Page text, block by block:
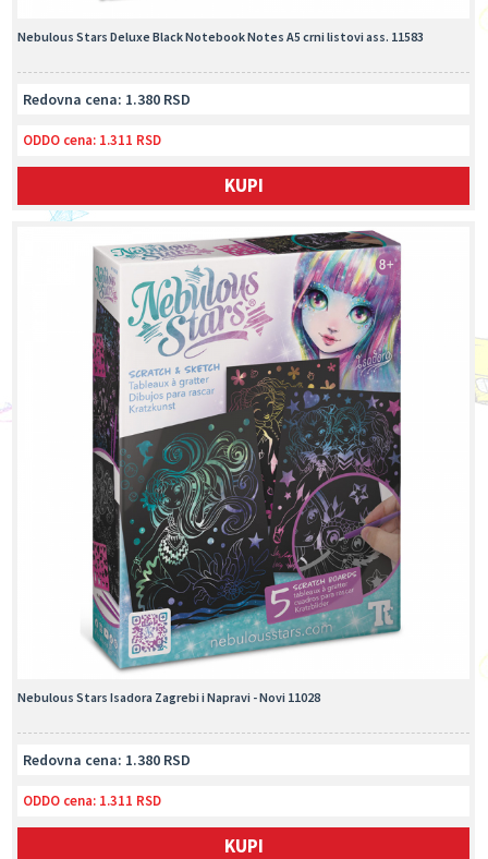
Nebulous Stars Deluxe Black Notebook Notes A5 crni listovi ass. 11583
Redovna cena: 1.380 RSD
ODDO cena: 1.311 RSD
KUPI
Nebulous Stars Isadora Zagrebi i Napravi - Novi 11028
Redovna cena: 1.380 RSD
ODDO cena: 1.311 RSD
KUPI